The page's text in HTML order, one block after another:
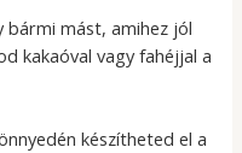
bármi mást, amihez jól
kakaóval vagy fahéjjal a
készítheted el a